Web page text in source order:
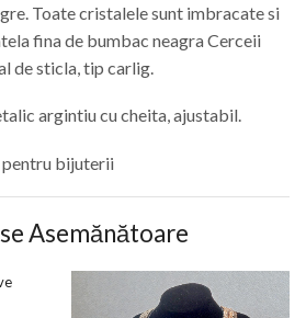
Toate cristalele sunt imbracate si
fina de bumbac neagra Cerceii
de sticla, tip carlig.
argintiu cu cheita, ajustabil.
pentru bijuterii
Asemănătoare